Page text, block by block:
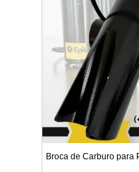
Broca de Carburo para